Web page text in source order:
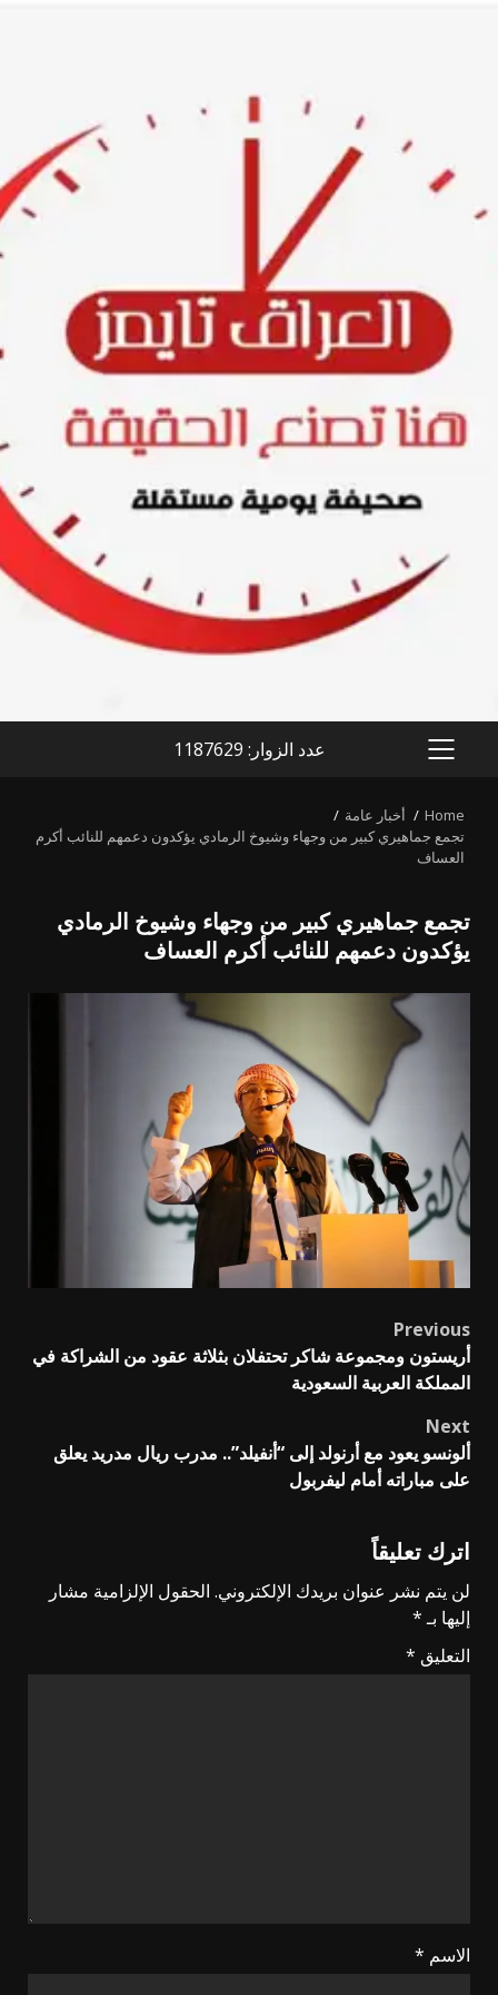
PRIMARY
عدد الزوار: 1187629
Home
أخبار عامة
تجمع جماهيري كبير من وجهاء وشيوخ الرمادي يؤكدون دعمهم للنائب أكرم
العساف
تجمع جماهيري كبير من وجهاء وشيوخ الرمادي
يؤكدون دعمهم للنائب أكرم العساف
Post
navigation
Previous
أريستون ومجموعة شاكر تحتفلان بثلاثة عقود من الشراكة في
المملكة العربية السعودية
Next
ألونسو يعود مع أرنولد إلى “أنفيلد”.. مدرب ريال مدريد يعلق
على مباراته أمام ليفربول
اترك تعليقاً
لن يتم نشر عنوان بريدك الإلكتروني. الحقول الإلزامية مشار
إليها بـ*
التعليق *
الاسم *